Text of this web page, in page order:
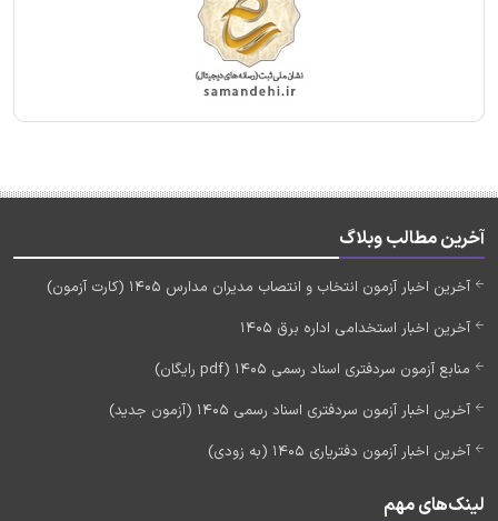
آخرین مطالب وبلاگ
آخرین اخبار آزمون انتخاب و انتصاب مدیران مدارس 1405 (کارت آزمون)
آخرین اخبار استخدامی اداره برق 1405
منابع آزمون سردفتری اسناد رسمی 1405 (pdf رایگان)
آخرین اخبار آزمون سردفتری اسناد رسمی 1405 (آزمون جدید)
آخرین اخبار آزمون دفتریاری 1405 (به زودی)
لینک‌های مهم